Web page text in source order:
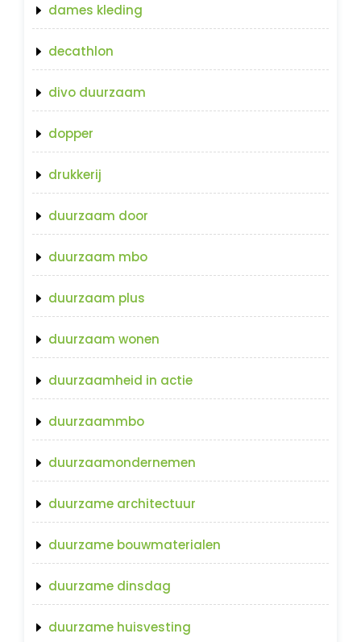
dames kleding
decathlon
divo duurzaam
dopper
drukkerij
duurzaam door
duurzaam mbo
duurzaam plus
duurzaam wonen
duurzaamheid in actie
duurzaammbo
duurzaamondernemen
duurzame architectuur
duurzame bouwmaterialen
duurzame dinsdag
duurzame huisvesting